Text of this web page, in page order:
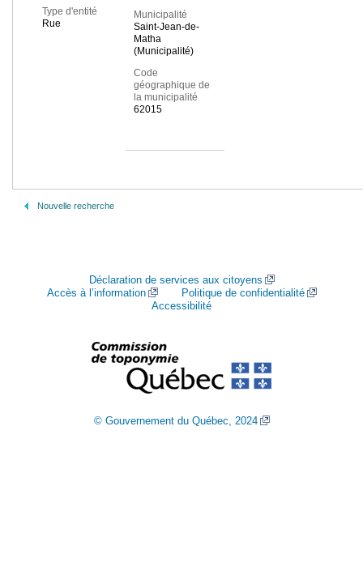
Type d'entité
Rue
Municipalité
Saint-Jean-de-
Matha
(Municipalité)
Code
géographique de
la municipalité
62015
Nouvelle recherche
Déclaration de services aux citoyens
Accès à l’information
Politique de confidentialité
Accessibilité
© Gouvernement du Québec, 2024